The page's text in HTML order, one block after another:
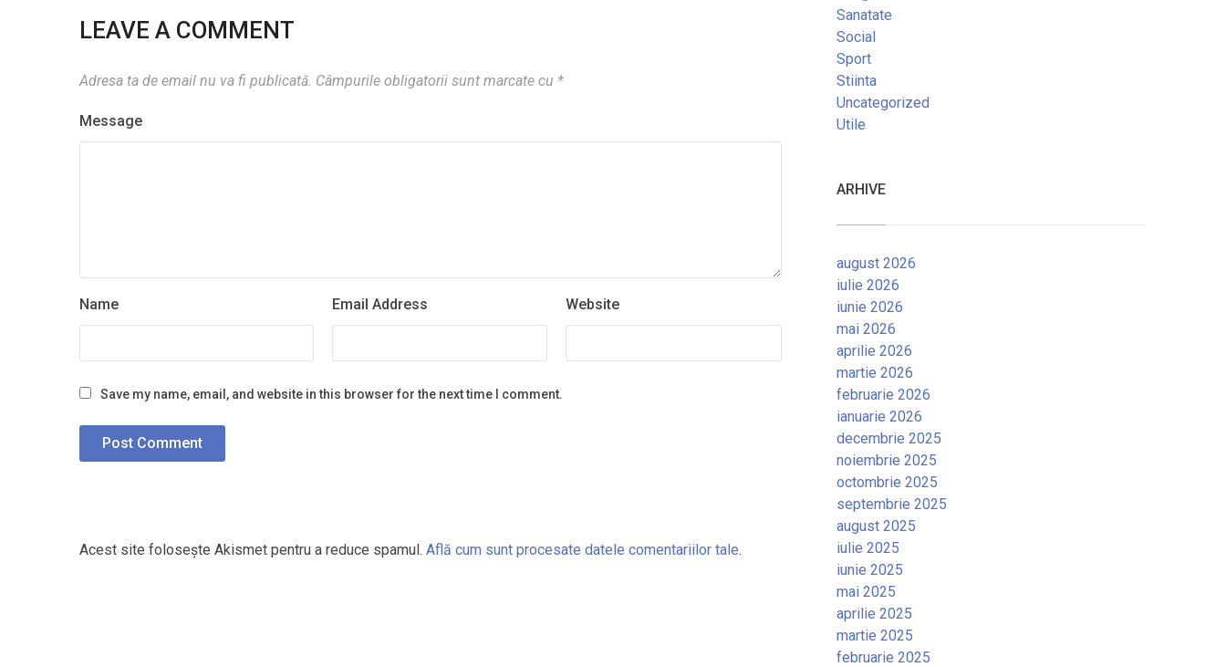
LEAVE A COMMENT
Adresa ta de email nu va fi publicată. Câmpurile obligatorii sunt marcate cu *
Message
Name Email Address Website
Save my name, email, and website in this browser for the next time I comment.
Acest site folosește Akismet pentru a reduce spamul. Află cum sunt procesate datele comentariilor tale.
Sanatate
Social
Sport
Stiinta
Uncategorized
Utile
ARHIVE
august 2026
iulie 2026
iunie 2026
mai 2026
aprilie 2026
martie 2026
februarie 2026
ianuarie 2026
decembrie 2025
noiembrie 2025
octombrie 2025
septembrie 2025
august 2025
iulie 2025
iunie 2025
mai 2025
aprilie 2025
martie 2025
februarie 2025